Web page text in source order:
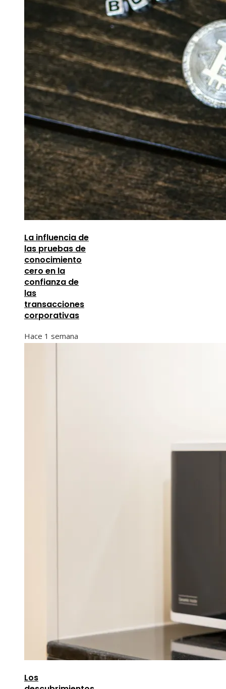
La influencia de
las pruebas de
conocimiento
cero en la
confianza de
las
transacciones
corporativas
Hace 1 semana
Los